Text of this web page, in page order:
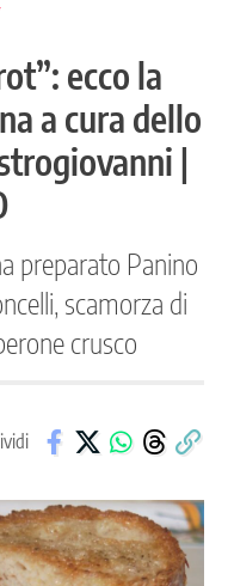
ecco la
a cura dello
|
preparato Panino
scamorza di
crusco